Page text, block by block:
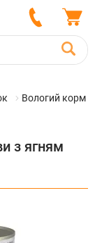
Вологий корм
з ягням